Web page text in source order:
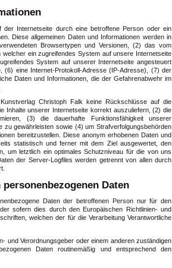
Internetseite durch eine betroffene Person oder ein
Diese allgemeinen Daten und Informationen werden in
Browsertypen und Versionen, (2) das vom
ein zugreifendes System auf unsere Internetseite
System auf unserer Internetseite angesteuert
eine Internet-Protokoll-Adresse (IP-Adresse), (7) der
Daten und Informationen, die der Gefahrenabwehr im
Christoph Falk keine Rückschlüsse auf die
Inhalte unserer Internetseite korrekt auszuliefern, (2) die
(3) die dauerhafte Funktionsfähigkeit unserer
gewährleisten sowie (4) um Strafverfolgungsbehörden
bereitzustellen. Diese anonym erhobenen Daten und
statistisch und ferner mit dem Ziel ausgewertet, den
um letztlich ein optimales Schutzniveau für die von uns
der Server-Logfiles werden getrennt von allen durch
Daten
Daten der betroffenen Person nur für den
sofern dies durch den Europäischen Richtlinien- und
welchen der für die Verarbeitung Verantwortliche
und Verordnungsgeber oder einem anderen zuständigen
Daten routinemäßig und entsprechend den